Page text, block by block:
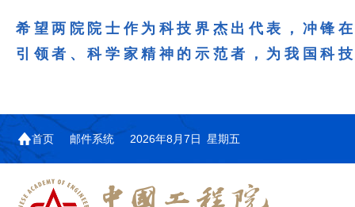
希望两院院士作为科技界杰出代表，冲锋
引领者、科学家精神的示范者，为我国科
首页 邮件系统 2026年8月7日 星期五